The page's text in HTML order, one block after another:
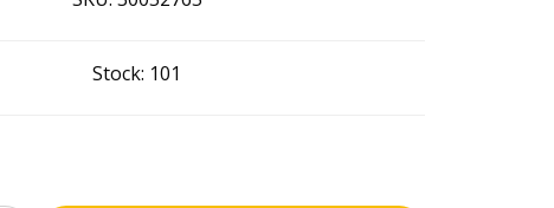
Stock: 101